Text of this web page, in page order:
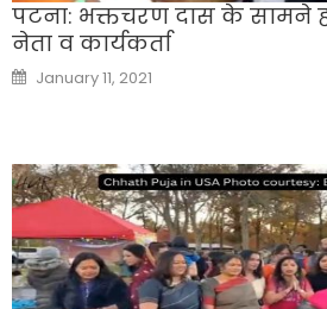
पटना: भक्तचरण दास के सामने
नेता व कार्यकर्ता
Posted
on
January 11, 2021